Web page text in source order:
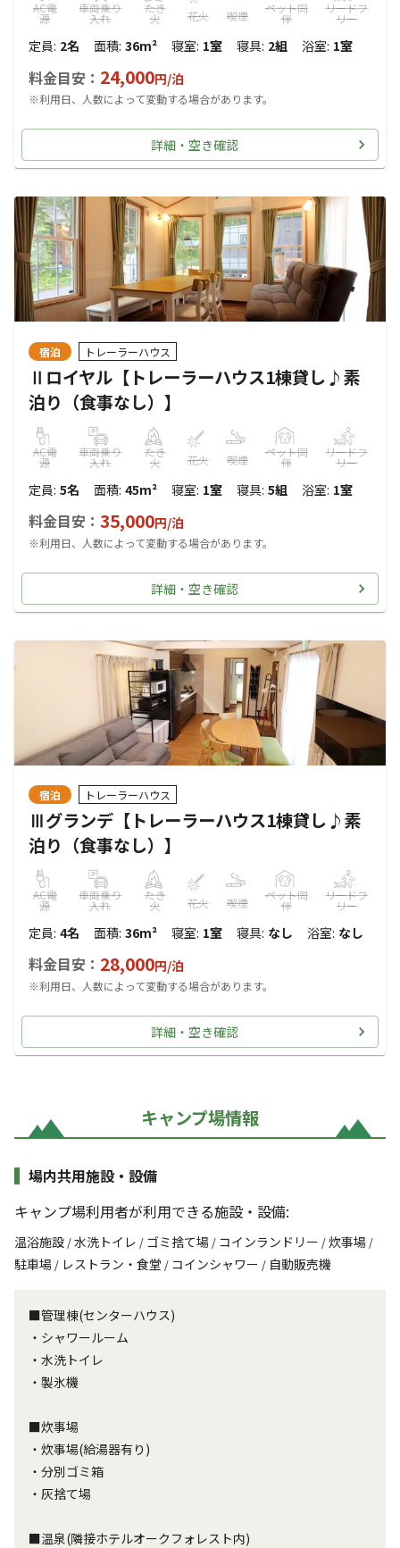
AC電
源
車両乗り
入れ
たき
火 花火 喫煙
ペット同
伴
リードフ
リー
定員: 2名 面積: 36m² 寝室: 1室 寝具: 2組 浴室: 1室
料金目安： 24,000円/泊
※利用日、人数によって変動する場合があります。
詳細・空き確認
宿泊 トレーラーハウス
Ⅱロイヤル【トレーラーハウス1棟貸し♪素
泊り（食事なし）】
AC電
源
車両乗り
入れ
たき
火 花火 喫煙
ペット同
伴
リードフ
リー
定員: 5名 面積: 45m² 寝室: 1室 寝具: 5組 浴室: 1室
料金目安： 35,000円/泊
※利用日、人数によって変動する場合があります。
詳細・空き確認
宿泊 トレーラーハウス
Ⅲグランデ【トレーラーハウス1棟貸し♪素
泊り（食事なし）】
AC電
源
車両乗り
入れ
たき
火 花火 喫煙
ペット同
伴
リードフ
リー
定員: 4名 面積: 36m² 寝室: 1室 寝具: なし 浴室: なし
料金目安： 28,000円/泊
※利用日、人数によって変動する場合があります。
詳細・空き確認
キャンプ場情報
場内共用施設・設備
キャンプ場利用者が利用できる施設・設備:
温浴施設 /水洗トイレ / ゴミ捨て場 / コインランドリー /炊事場 /
駐車場 / レストラン・食堂 / コインシャワー / 自動販売機
■管理棟(センターハウス)
・シャワールーム
・水洗トイレ
・製氷機
■炊事場
・炊事場(給湯器有り)
・分別ゴミ箱
・灰捨て場
■温泉(隣接ホテルオークフォレスト内)